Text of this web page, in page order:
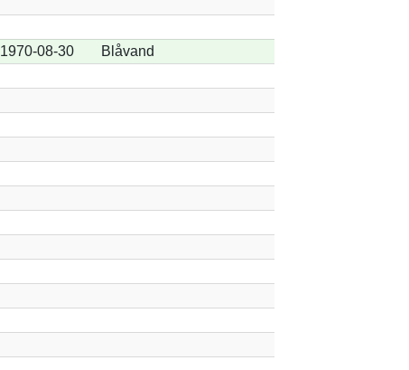
1970-08-30
Blåvand